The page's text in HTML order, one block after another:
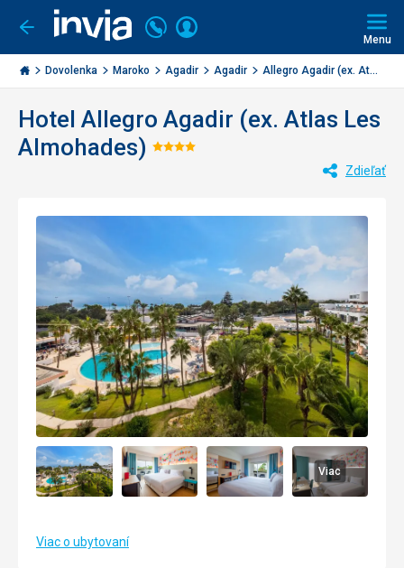
Ísť
späť
Invia.sk
Volajte
+421
2
3221
Prihlásiť
Menu
Dovolenka Maroko Agadir Agadir Allegro Agadir (ex. At...
Hotel Allegro Agadir (ex. Atlas Les
Almohades) Hodnotenie:
Zdieľať
Viac
Viac o ubytovaní